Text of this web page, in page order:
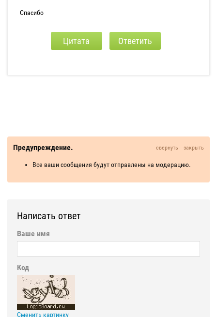
Спасибо
Цитата Ответить
Предупреждение. свернуть закрыть
Все ваши сообщения будут отправлены на модерацию.
Написать ответ
Ваше имя
Код
Сменить картинку